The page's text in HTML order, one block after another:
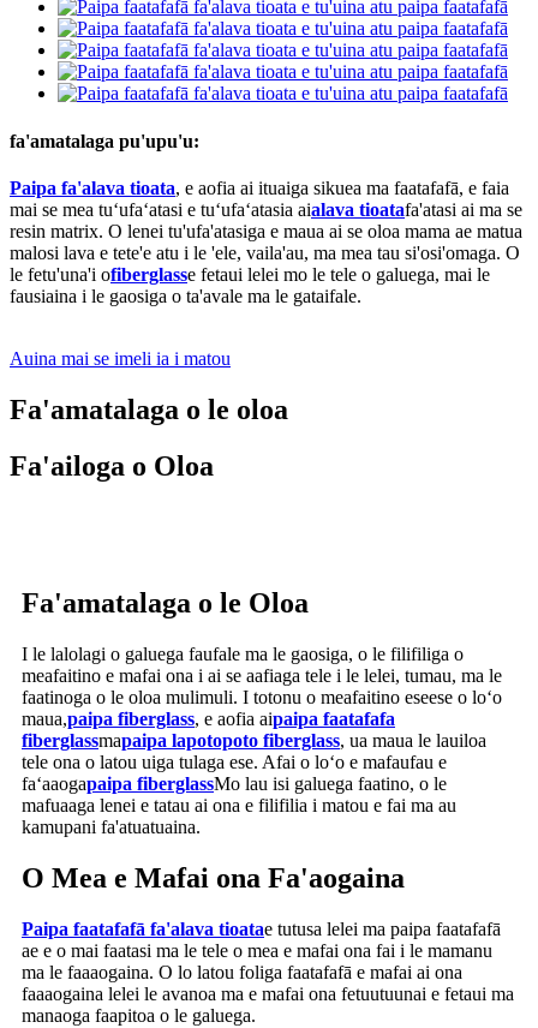
fa'amatalaga pu'upu'u:
Paipa fa'alava tioata, e aofia ai ituaiga sikuea ma faatafafā, e faia
mai se mea tuʻufaʻatasi e tuʻufaʻatasia aialava tioatafa'atasi ai ma se
resin matrix. O lenei tu'ufa'atasiga e maua ai se oloa mama ae matua
malosi lava e tete'e atu i le 'ele, vaila'au, ma mea tau si'osi'omaga. O
le fetu'una'i ofiberglasse fetaui lelei mo le tele o galuega, mai le
fausiaina i le gaosiga o ta'avale ma le gataifale.
Auina mai se imeli ia i matou
Fa'amatalaga o le oloa
Fa'ailoga o Oloa
Fa'amatalaga o le Oloa
I le lalolagi o galuega faufale ma le gaosiga, o le filifiliga o
meafaitino e mafai ona i ai se aafiaga tele i le lelei, tumau, ma le
faatinoga o le oloa mulimuli. I totonu o meafaitino eseese o loʻo
maua,paipa fiberglass, e aofia aipaipa faatafafa
fiberglassmapaipa lapotopoto fiberglass, ua maua le lauiloa
tele ona o latou uiga tulaga ese. Afai o loʻo e mafaufau e
faʻaaogapaipa fiberglassMo lau isi galuega faatino, o le
mafuaaga lenei e tatau ai ona e filifilia i matou e fai ma au
kamupani fa'atuatuaina.
O Mea e Mafai ona Fa'aogaina
Paipa faatafafā fa'alava tioatae tutusa lelei ma paipa faatafafā
ae e o mai faatasi ma le tele o mea e mafai ona fai i le mamanu
ma le faaaogaina. O lo latou foliga faatafafā e mafai ai ona
faaaogaina lelei le avanoa ma e mafai ona fetuutuunai e fetaui ma
manaoga faapitoa o le galuega.